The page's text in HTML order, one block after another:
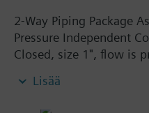
2-Way Piping Package
Pressure Independent
Closed, size 1", flow is
Spring Return. The
Lisää